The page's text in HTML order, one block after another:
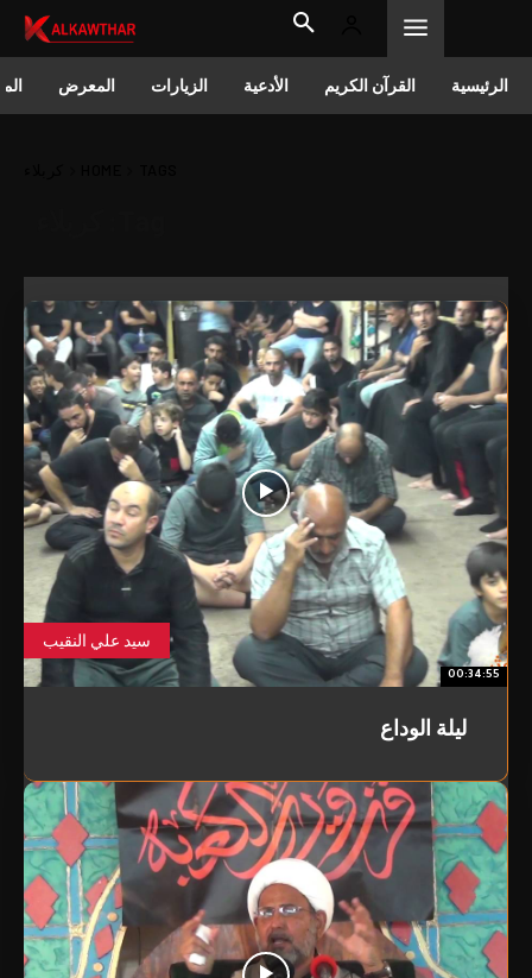
الرئيسية القرآن الكريم الأدعية الزيارات المعرض
سيد علي النقيب
00:34:55
ليلة الوداع